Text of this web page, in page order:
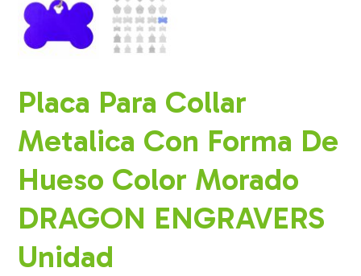
Placa Para Collar
Metalica Con Forma De
Hueso Color Morado
DRAGON ENGRAVERS
Unidad